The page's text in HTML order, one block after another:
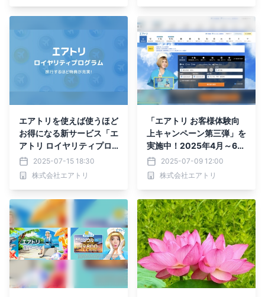
エアトリを使えば使うほど
お得になる新サービス「エ
アトリ ロイヤリティプロ
グラム」を本日7月15日よ
りスタート！
2025-07-15 18:30
株式会社エアトリ
「エアトリ お客様体験向
上キャンペーン第三弾」を
実施中！2025年4月～6月
のご意見とその対応の報告
2025-07-09 12:00
株式会社エアトリ